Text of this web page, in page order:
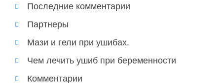
Последние комментарии
Партнеры
Мази и гели при ушибах.
Чем лечить ушиб при беременности
Комментарии